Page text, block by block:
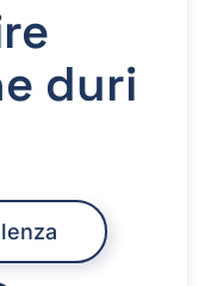
duri